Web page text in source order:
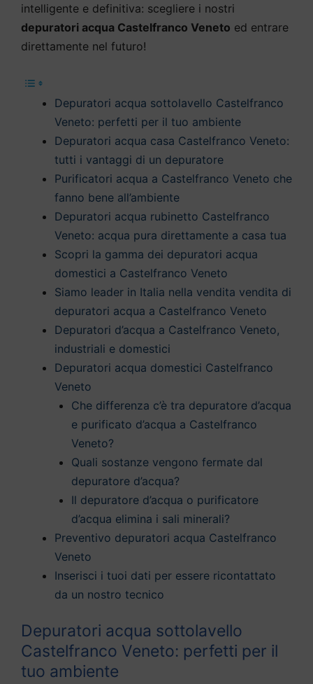
intelligente e definitiva: scegliere i nostri
depuratori acqua Castelfranco Veneto ed entrare
direttamente nel futuro!
Depuratori acqua sottolavello Castelfranco
Veneto: perfetti per il tuo ambiente
Depuratori acqua casa Castelfranco Veneto:
tutti i vantaggi di un depuratore
Purificatori acqua a Castelfranco Veneto che
fanno bene all’ambiente
Depuratori acqua rubinetto Castelfranco
Veneto: acqua pura direttamente a casa tua
Scopri la gamma dei depuratori acqua
domestici a Castelfranco Veneto
Siamo leader in Italia nella vendita vendita di
depuratori acqua a Castelfranco Veneto
Depuratori d’acqua a Castelfranco Veneto,
industriali e domestici
Depuratori acqua domestici Castelfranco
Veneto
Che differenza c’è tra depuratore d’acqua
e purificato d’acqua a Castelfranco
Veneto?
Quali sostanze vengono fermate dal
depuratore d’acqua?
Il depuratore d’acqua o purificatore
d’acqua elimina i sali minerali?
Preventivo depuratori acqua Castelfranco
Veneto
Inserisci i tuoi dati per essere ricontattato
da un nostro tecnico
Depuratori acqua sottolavello
Castelfranco Veneto: perfetti per il
tuo ambiente